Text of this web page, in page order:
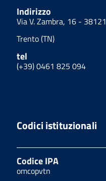
Indirizzo
Via V. Zambra, 16 - 38121
Trento (TN)
tel
(+39) 0461 825 094
Codici istituzionali
Codice IPA
omcopvtn